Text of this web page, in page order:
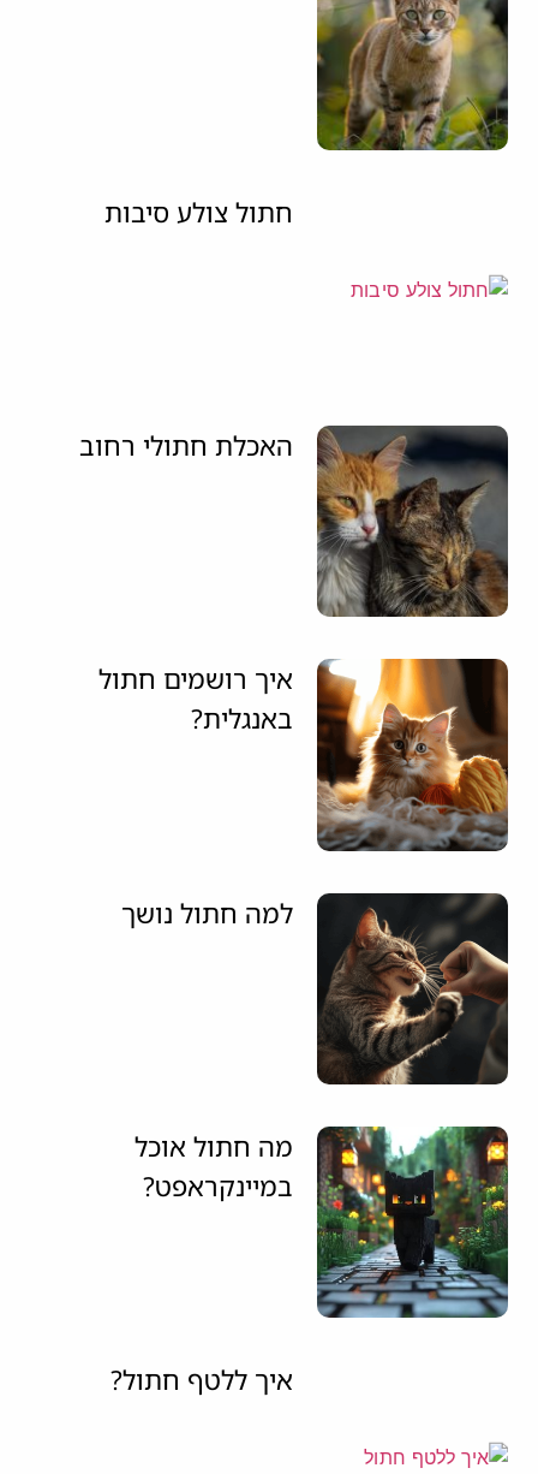
חתול צולע סיבות
האכלת חתולי רחוב
איך רושמים חתול
באנגלית?
למה חתול נושך
מה חתול אוכל
במיינקראפט?
איך ללטף חתול?